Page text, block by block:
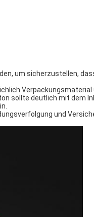
um sicherzustellen,
Verpackungsmaterial
sollte deutlich mit dem
und